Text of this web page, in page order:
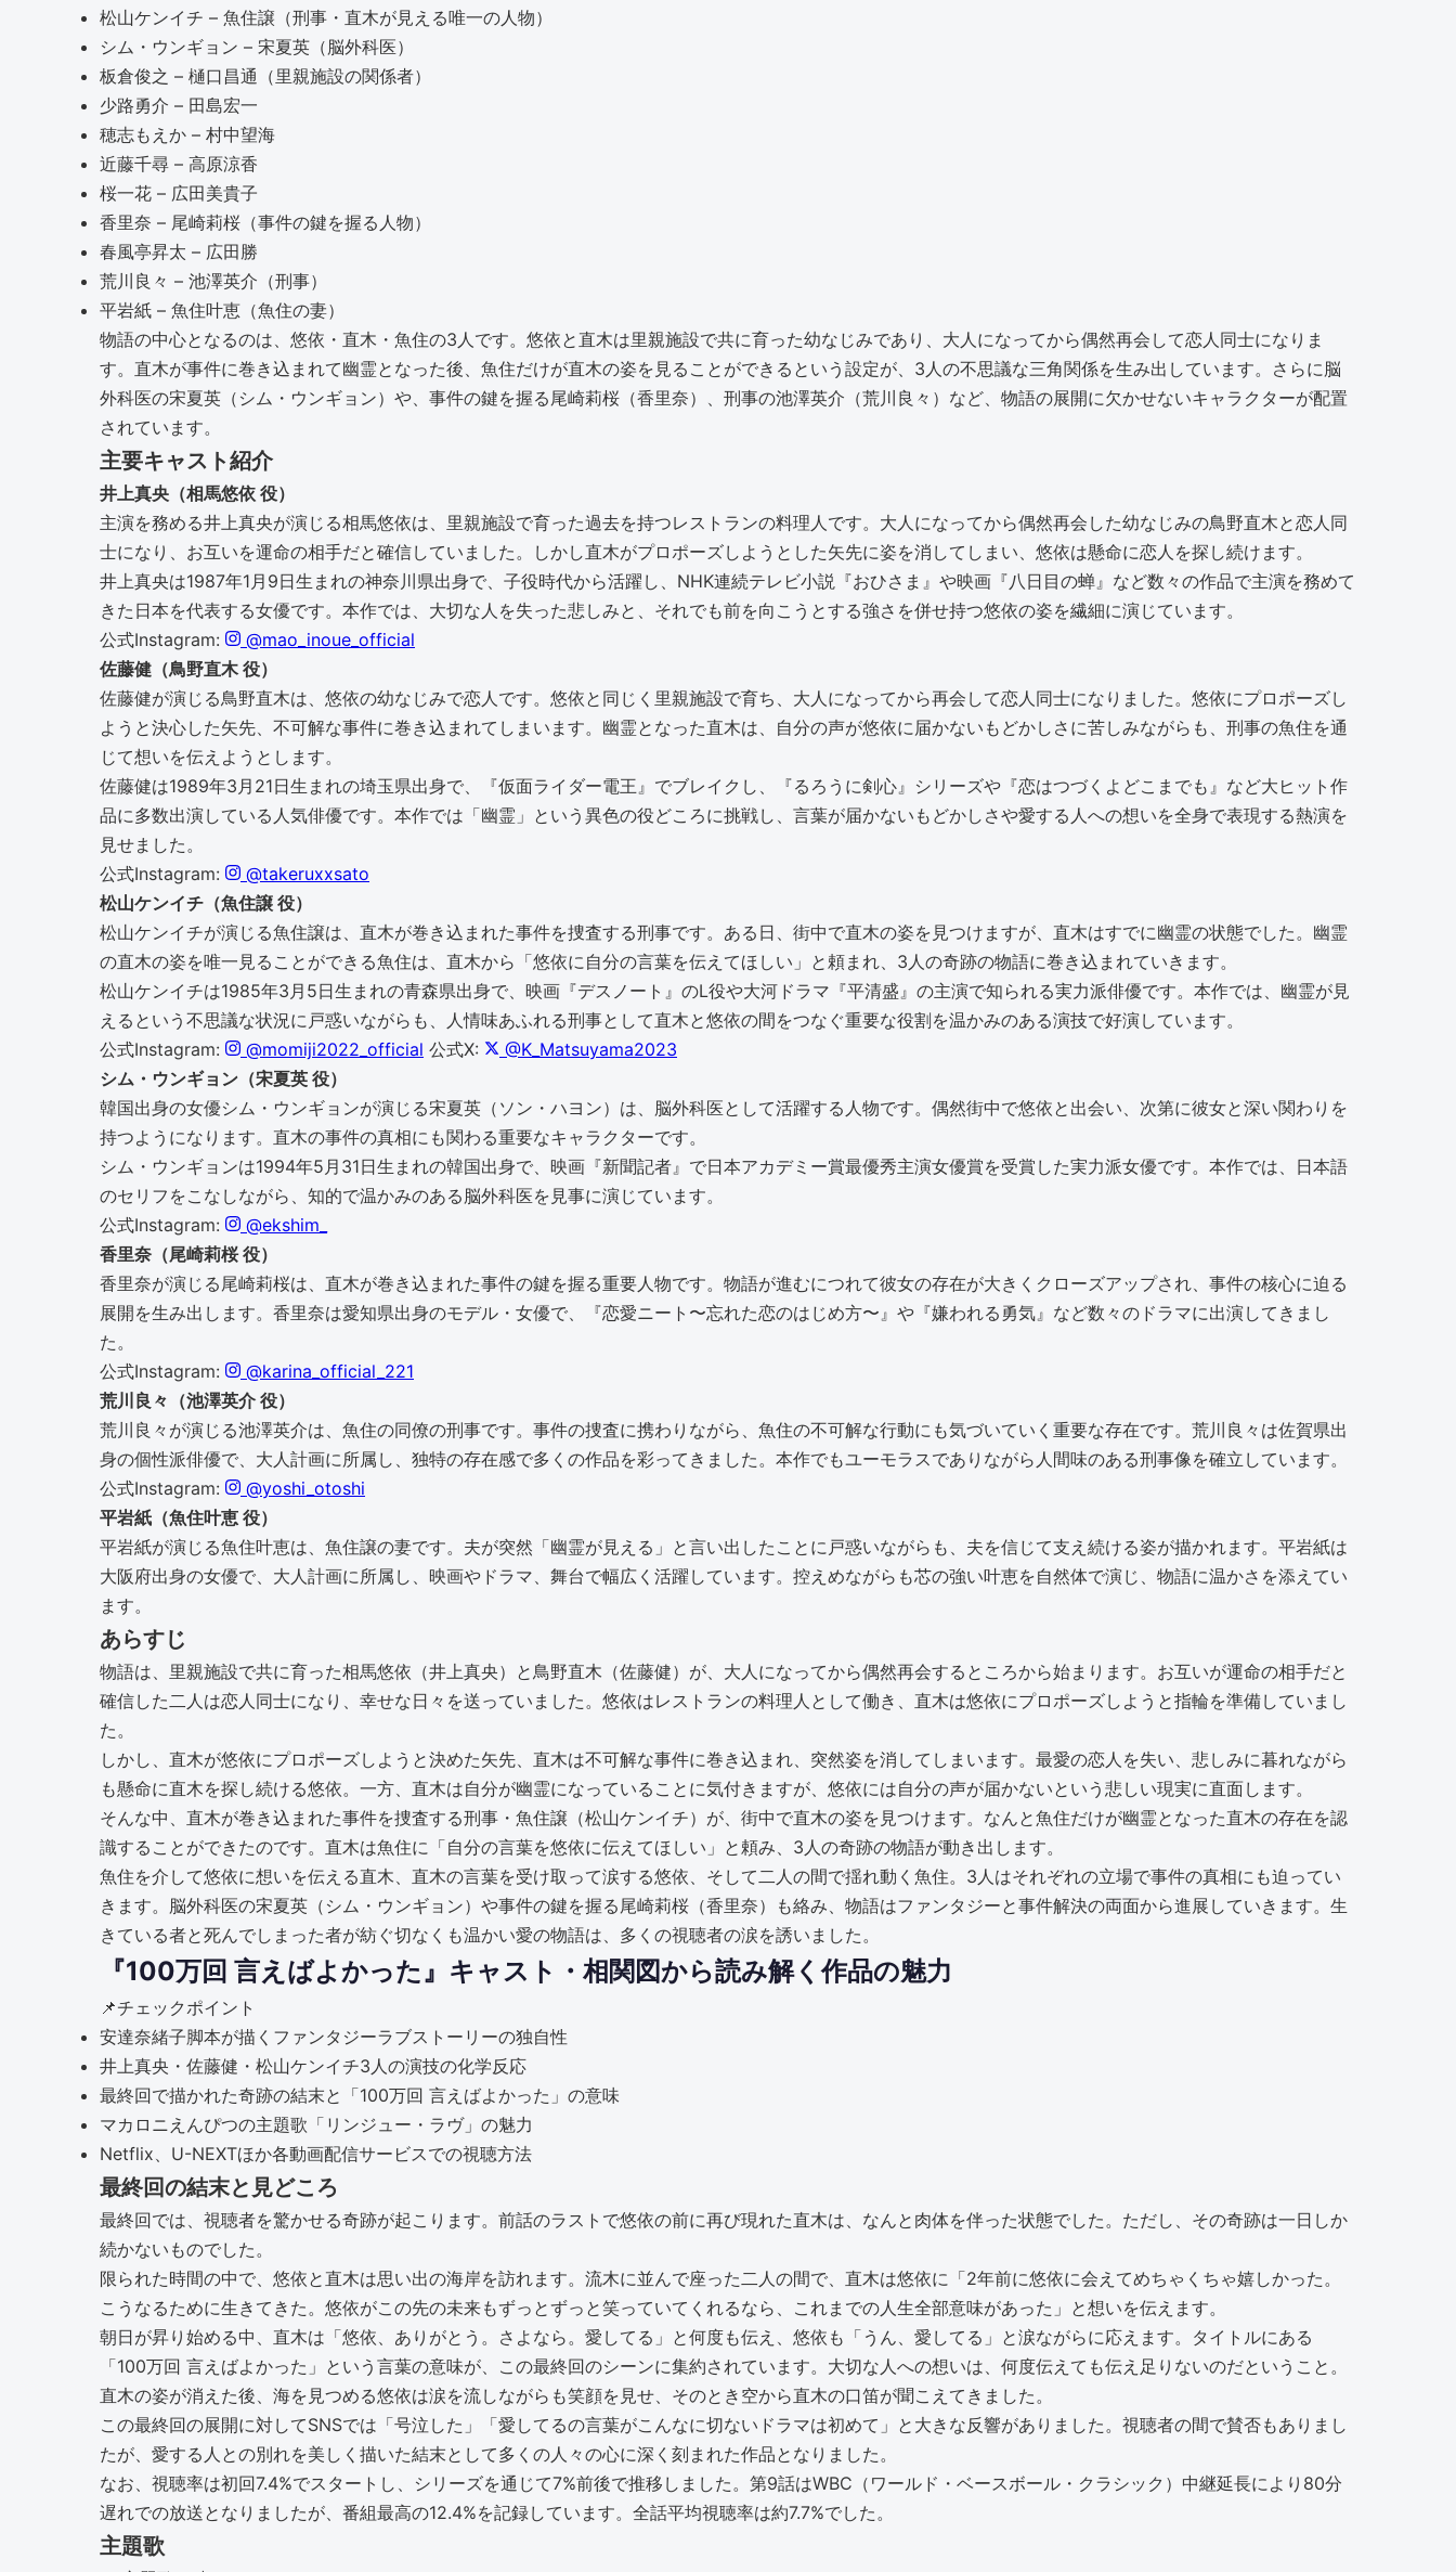
松山ケンイチ – 魚住譲（刑事・直木が見える唯一の人物）
シム・ウンギョン – 宋夏英（脳外科医）
板倉俊之 – 樋口昌通（里親施設の関係者）
少路勇介 – 田島宏一
穂志もえか – 村中望海
近藤千尋 – 高原涼香
桜一花 – 広田美貴子
香里奈 – 尾崎莉桜（事件の鍵を握る人物）
春風亭昇太 – 広田勝
荒川良々 – 池澤英介（刑事）
平岩紙 – 魚住叶恵（魚住の妻）
物語の中心となるのは、悠依・直木・魚住の3人です。悠依と直木は里親施設で共に育った幼なじみであり、大人になってから偶然再会して恋人同士になりま
す。直木が事件に巻き込まれて幽霊となった後、魚住だけが直木の姿を見ることができるという設定が、3人の不思議な三角関係を生み出しています。さらに脳
外科医の宋夏英（シム・ウンギョン）や、事件の鍵を握る尾崎莉桜（香里奈）、刑事の池澤英介（荒川良々）など、物語の展開に欠かせないキャラクターが配置
されています。
主要キャスト紹介
井上真央（相馬悠依 役）
主演を務める井上真央が演じる相馬悠依は、里親施設で育った過去を持つレストランの料理人です。大人になってから偶然再会した幼なじみの鳥野直木と恋人同
士になり、お互いを運命の相手だと確信していました。しかし直木がプロポーズしようとした矢先に姿を消してしまい、悠依は懸命に恋人を探し続けます。
井上真央は1987年1月9日生まれの神奈川県出身で、子役時代から活躍し、NHK連続テレビ小説『おひさま』や映画『八日目の蝉』など数々の作品で主演を務めて
きた日本を代表する女優です。本作では、大切な人を失った悲しみと、それでも前を向こうとする強さを併せ持つ悠依の姿を繊細に演じています。
公式Instagram:
@mao_inoue_official
佐藤健（鳥野直木 役）
佐藤健が演じる鳥野直木は、悠依の幼なじみで恋人です。悠依と同じく里親施設で育ち、大人になってから再会して恋人同士になりました。悠依にプロポーズし
ようと決心した矢先、不可解な事件に巻き込まれてしまいます。幽霊となった直木は、自分の声が悠依に届かないもどかしさに苦しみながらも、刑事の魚住を通
じて想いを伝えようとします。
佐藤健は1989年3月21日生まれの埼玉県出身で、『仮面ライダー電王』でブレイクし、『るろうに剣心』シリーズや『恋はつづくよどこまでも』など大ヒット作
品に多数出演している人気俳優です。本作では「幽霊」という異色の役どころに挑戦し、言葉が届かないもどかしさや愛する人への想いを全身で表現する熱演を
見せました。
公式Instagram:
@takeruxxsato
松山ケンイチ（魚住譲 役）
松山ケンイチが演じる魚住譲は、直木が巻き込まれた事件を捜査する刑事です。ある日、街中で直木の姿を見つけますが、直木はすでに幽霊の状態でした。幽霊
の直木の姿を唯一見ることができる魚住は、直木から「悠依に自分の言葉を伝えてほしい」と頼まれ、3人の奇跡の物語に巻き込まれていきます。
松山ケンイチは1985年3月5日生まれの青森県出身で、映画『デスノート』のL役や大河ドラマ『平清盛』の主演で知られる実力派俳優です。本作では、幽霊が見
えるという不思議な状況に戸惑いながらも、人情味あふれる刑事として直木と悠依の間をつなぐ重要な役割を温かみのある演技で好演しています。
公式Instagram:
@momiji2022_official 公式X:
@K_Matsuyama2023
シム・ウンギョン（宋夏英 役）
韓国出身の女優シム・ウンギョンが演じる宋夏英（ソン・ハヨン）は、脳外科医として活躍する人物です。偶然街中で悠依と出会い、次第に彼女と深い関わりを
持つようになります。直木の事件の真相にも関わる重要なキャラクターです。
シム・ウンギョンは1994年5月31日生まれの韓国出身で、映画『新聞記者』で日本アカデミー賞最優秀主演女優賞を受賞した実力派女優です。本作では、日本語
のセリフをこなしながら、知的で温かみのある脳外科医を見事に演じています。
公式Instagram:
@ekshim_
香里奈（尾崎莉桜 役）
香里奈が演じる尾崎莉桜は、直木が巻き込まれた事件の鍵を握る重要人物です。物語が進むにつれて彼女の存在が大きくクローズアップされ、事件の核心に迫る
展開を生み出します。香里奈は愛知県出身のモデル・女優で、『恋愛ニート〜忘れた恋のはじめ方〜』や『嫌われる勇気』など数々のドラマに出演してきまし
た。
公式Instagram:
@karina_official_221
荒川良々（池澤英介 役）
荒川良々が演じる池澤英介は、魚住の同僚の刑事です。事件の捜査に携わりながら、魚住の不可解な行動にも気づいていく重要な存在です。荒川良々は佐賀県出
身の個性派俳優で、大人計画に所属し、独特の存在感で多くの作品を彩ってきました。本作でもユーモラスでありながら人間味のある刑事像を確立しています。
公式Instagram:
@yoshi_otoshi
平岩紙（魚住叶恵 役）
平岩紙が演じる魚住叶恵は、魚住譲の妻です。夫が突然「幽霊が見える」と言い出したことに戸惑いながらも、夫を信じて支え続ける姿が描かれます。平岩紙は
大阪府出身の女優で、大人計画に所属し、映画やドラマ、舞台で幅広く活躍しています。控えめながらも芯の強い叶恵を自然体で演じ、物語に温かさを添えてい
ます。
あらすじ
物語は、里親施設で共に育った相馬悠依（井上真央）と鳥野直木（佐藤健）が、大人になってから偶然再会するところから始まります。お互いが運命の相手だと
確信した二人は恋人同士になり、幸せな日々を送っていました。悠依はレストランの料理人として働き、直木は悠依にプロポーズしようと指輪を準備していまし
た。
しかし、直木が悠依にプロポーズしようと決めた矢先、直木は不可解な事件に巻き込まれ、突然姿を消してしまいます。最愛の恋人を失い、悲しみに暮れながら
も懸命に直木を探し続ける悠依。一方、直木は自分が幽霊になっていることに気付きますが、悠依には自分の声が届かないという悲しい現実に直面します。
そんな中、直木が巻き込まれた事件を捜査する刑事・魚住譲（松山ケンイチ）が、街中で直木の姿を見つけます。なんと魚住だけが幽霊となった直木の存在を認
識することができたのです。直木は魚住に「自分の言葉を悠依に伝えてほしい」と頼み、3人の奇跡の物語が動き出します。
魚住を介して悠依に想いを伝える直木、直木の言葉を受け取って涙する悠依、そして二人の間で揺れ動く魚住。3人はそれぞれの立場で事件の真相にも迫ってい
きます。脳外科医の宋夏英（シム・ウンギョン）や事件の鍵を握る尾崎莉桜（香里奈）も絡み、物語はファンタジーと事件解決の両面から進展していきます。生
きている者と死んでしまった者が紡ぐ切なくも温かい愛の物語は、多くの視聴者の涙を誘いました。
『100万回 言えばよかった』キャスト・相関図から読み解く作品の魅力
📌チェックポイント
安達奈緒子脚本が描くファンタジーラブストーリーの独自性
井上真央・佐藤健・松山ケンイチ3人の演技の化学反応
最終回で描かれた奇跡の結末と「100万回 言えばよかった」の意味
マカロニえんぴつの主題歌「リンジュー・ラヴ」の魅力
Netflix、U-NEXTほか各動画配信サービスでの視聴方法
最終回の結末と見どころ
最終回では、視聴者を驚かせる奇跡が起こります。前話のラストで悠依の前に再び現れた直木は、なんと肉体を伴った状態でした。ただし、その奇跡は一日しか
続かないものでした。
限られた時間の中で、悠依と直木は思い出の海岸を訪れます。流木に並んで座った二人の間で、直木は悠依に「2年前に悠依に会えてめちゃくちゃ嬉しかった。
こうなるために生きてきた。悠依がこの先の未来もずっとずっと笑っていてくれるなら、これまでの人生全部意味があった」と想いを伝えます。
朝日が昇り始める中、直木は「悠依、ありがとう。さよなら。愛してる」と何度も伝え、悠依も「うん、愛してる」と涙ながらに応えます。タイトルにある
「100万回 言えばよかった」という言葉の意味が、この最終回のシーンに集約されています。大切な人への想いは、何度伝えても伝え足りないのだということ。
直木の姿が消えた後、海を見つめる悠依は涙を流しながらも笑顔を見せ、そのとき空から直木の口笛が聞こえてきました。
この最終回の展開に対してSNSでは「号泣した」「愛してるの言葉がこんなに切ないドラマは初めて」と大きな反響がありました。視聴者の間で賛否もありまし
たが、愛する人との別れを美しく描いた結末として多くの人々の心に深く刻まれた作品となりました。
なお、視聴率は初回7.4%でスタートし、シリーズを通じて7%前後で推移しました。第9話はWBC（ワールド・ベースボール・クラシック）中継延長により80分
遅れでの放送となりましたが、番組最高の12.4%を記録しています。全話平均視聴率は約7.7%でした。
主題歌